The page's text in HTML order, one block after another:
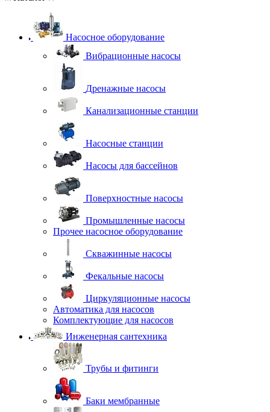
Насосное оборудование
Вибрационные насосы
Дренажные насосы
Канализационные станции
Насосные станции
Насосы для бассейнов
Поверхностные насосы
Промышленные насосы
Прочее насосное оборудование
Скважинные насосы
Фекальные насосы
Циркуляционные насосы
Автоматика для насосов
Комплектующие для насосов
Инженерная сантехника
Трубы и фитинги
Баки мембранные